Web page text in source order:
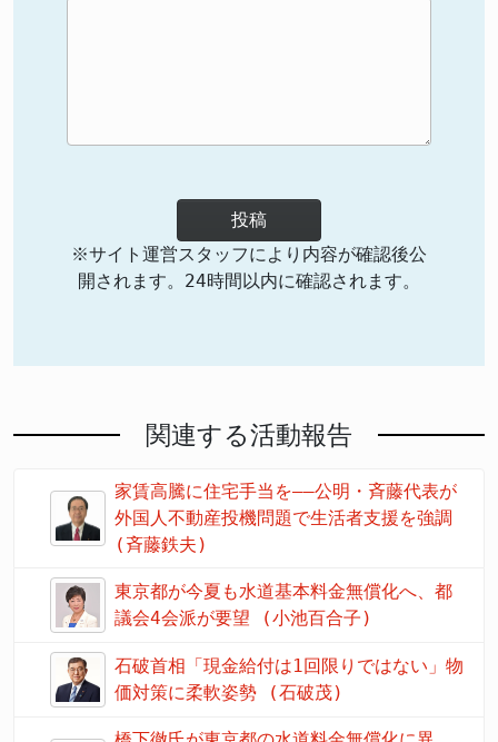
投稿
※サイト運営スタッフにより内容が確認後公
開されます。24時間以内に確認されます。
関連する活動報告
家賃高騰に住宅手当を――公明・斉藤代表が
外国人不動産投機問題で生活者支援を強調
(斉藤鉄夫)
東京都が今夏も水道基本料金無償化へ、都
議会4会派が要望 (小池百合子)
石破首相「現金給付は1回限りではない」物
価対策に柔軟姿勢 (石破茂)